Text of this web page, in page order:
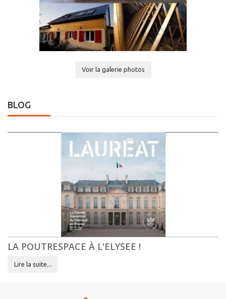
Voir la galerie photos
BLOG
LA POUTRESPACE À L'ELYSEE !
Lire la suite...